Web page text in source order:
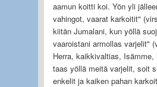
aamun koitti koi. Yön yli
vahingot, vaarat karkoitit"
kiitän Jumalani, kun yöllä
vaaroistani armollas varjelit"
Herra, kaikkivaltias, Isämme,
taas yöllä meitä varjelit, soit
enkelit ja kaiken pahan